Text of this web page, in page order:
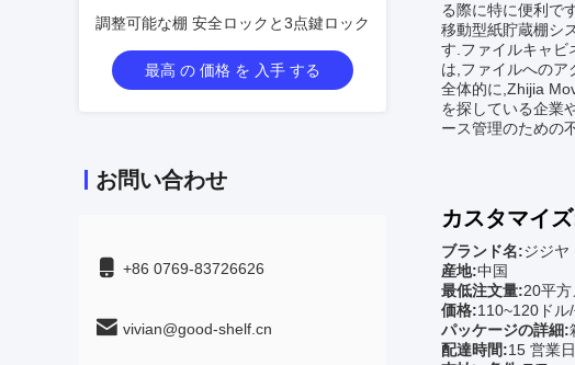
調整可能な棚 安全ロックと3点鍵ロック
最高 の 価格 を 入手 する
お問い合わせ
+86 0769-83726626
vivian@good-shelf.cn
る際に特に便利で
移動型紙貯蔵棚シ
す.ファイルキャビ
は,ファイルへのア
全体的に,Zhijia
を探している企業
ース管理のための
カスタマイ
ブランド名:ジジヤ
産地:中国
最低注文量:20平
価格:110~120ドル
パッケージの詳細:
配達時間:15 営業日